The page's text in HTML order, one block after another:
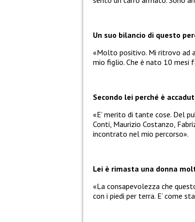
Un suo bilancio di questo
«Molto positivo. Mi ritrovo ad
mio figlio. Che è nato 10 mesi
Secondo lei perché è
«E’ merito di tante cose. Del
Conti, Maurizio Costanzo,
incontrato nel mio percorso».
Lei è rimasta una donna
«La consapevolezza che
con i piedi per terra. E’ come